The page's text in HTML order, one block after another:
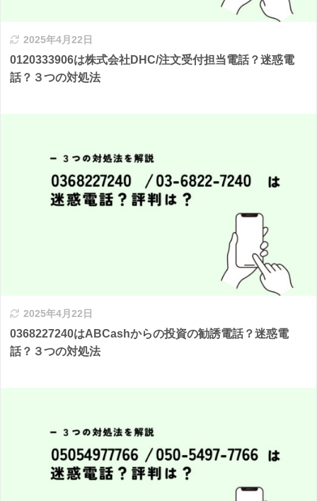
2025年4月22日
0120333906は株式会社DHC/注文受付担当電話？迷惑電
話？３つの対処法
2025年4月22日
0368227240はABCashからの投資の勧誘電話？迷惑電
話？３つの対処法